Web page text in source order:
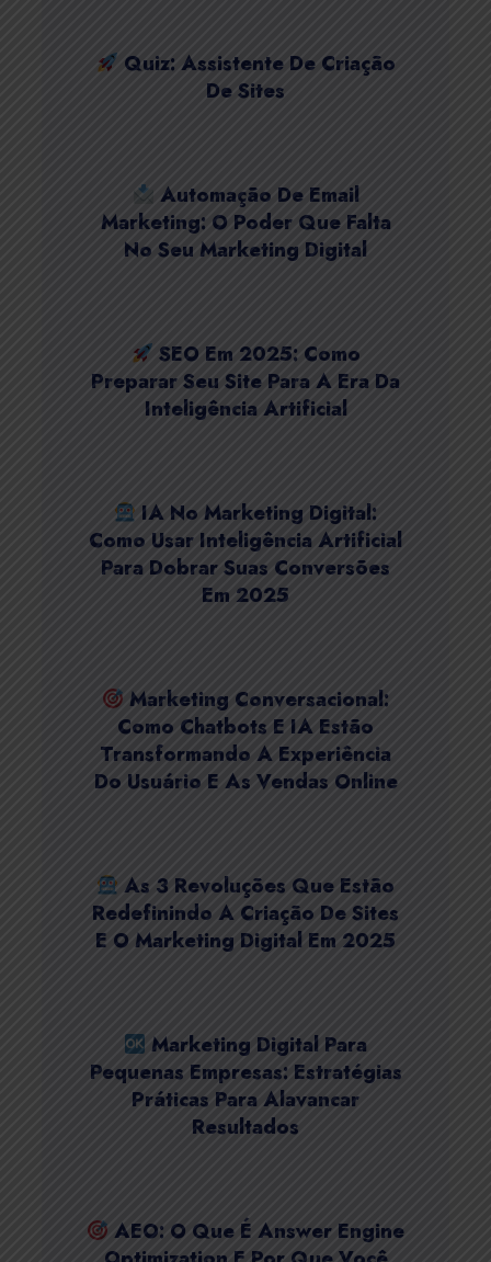
Quiz: Assistente De Criação
De Sites
Automação De Email
Marketing: O Poder Que Falta
No Seu Marketing Digital
SEO Em 2025: Como
Preparar Seu Site Para A Era Da
Inteligência Artificial
IA No Marketing Digital:
Como Usar Inteligência Artificial
Para Dobrar Suas Conversões
Em 2025
Marketing Conversacional:
Como Chatbots E IA Estão
Transformando A Experiência
Do Usuário E As Vendas Online
As 3 Revoluções Que Estão
Redefinindo A Criação De Sites
E O Marketing Digital Em 2025
Marketing Digital Para
Pequenas Empresas: Estratégias
Práticas Para Alavancar
Resultados
AEO: O Que É Answer Engine